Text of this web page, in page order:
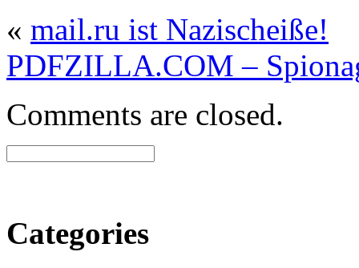
« mail.ru ist Nazischeiße!
PDFZILLA.COM –
Comments are closed.
Categories